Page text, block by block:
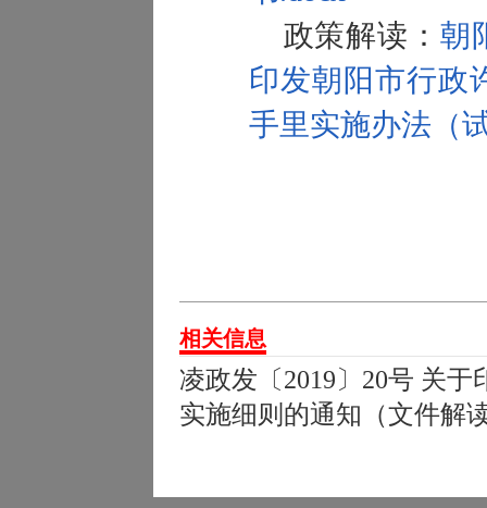
政策解读：朝
印发朝阳市行政
手里实施办法（
相关信息
凌政发〔2019〕20号 关
实施细则的通知（文件解